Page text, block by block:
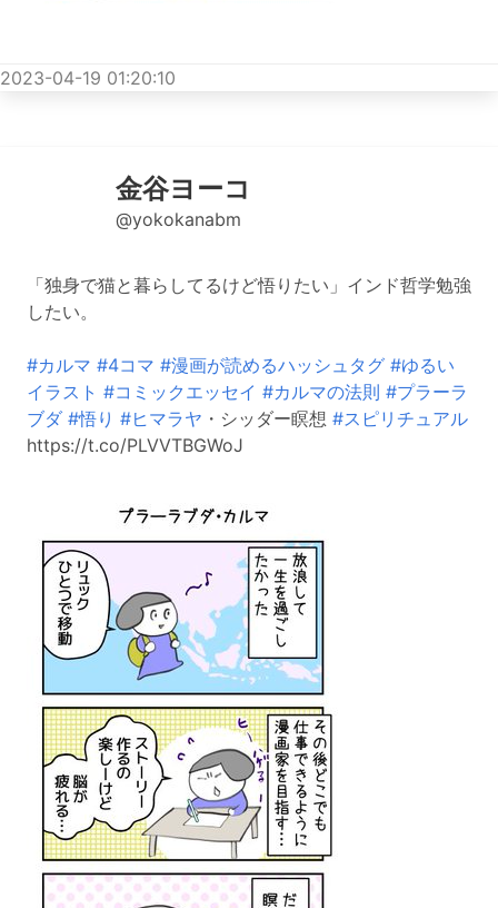
2023-04-19 01:20:10
金谷ヨーコ
@yokokanabm
「独身で猫と暮らしてるけど悟りたい」インド哲学勉強
したい。
#カルマ #4コマ #漫画が読めるハッシュタグ #ゆるい
イラスト #コミックエッセイ #カルマの法則 #プラーラ
ブダ #悟り #ヒマラヤ ・シッダー瞑想 #スピリチュアル
https://t.co/PLVVTBGWoJ